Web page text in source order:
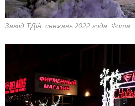
Завод ТДіА, снежань 2022 года. Фота: